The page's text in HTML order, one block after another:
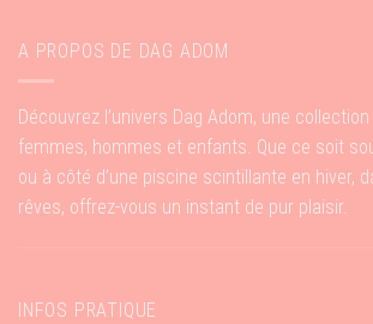
A PROPOS DE DAG ADOM
Découvrez l’univers Dag Adom, une
femmes, hommes et enfants. Que ce soit
ou à côté d’une piscine scintillante en hiver,
rêves, offrez-vous un instant de pur plaisir.
INFOS PRATIQUE